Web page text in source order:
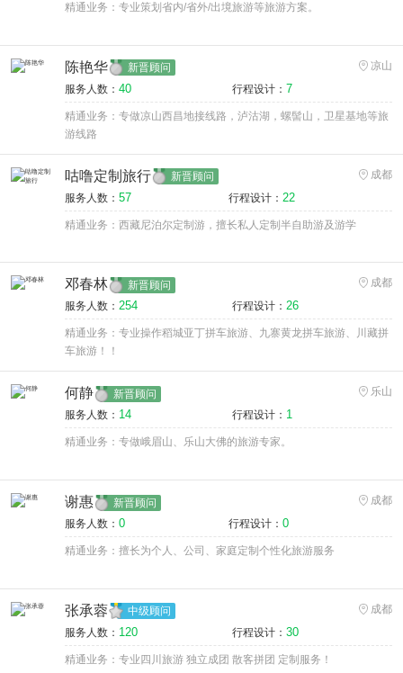
精通业务：专业策划省内/省外/出境旅游等旅游方案。
陈艳华 新晋顾问
凉山
服务人数： 40 行程设计： 7
精通业务：专做凉山西昌地接线路，泸沽湖，螺髻山，卫星基地等旅
游线路
咕噜定制旅行 新晋顾问
成都
服务人数： 57 行程设计： 22
精通业务：西藏尼泊尔定制游，擅长私人定制半自助游及游学
邓春林 新晋顾问
成都
服务人数： 254 行程设计： 26
精通业务：专业操作稻城亚丁拼车旅游、九寨黄龙拼车旅游、川藏拼
车旅游！！
何静 新晋顾问
乐山
服务人数： 14 行程设计： 1
精通业务：专做峨眉山、乐山大佛的旅游专家。
谢惠 新晋顾问
成都
服务人数： 0 行程设计： 0
精通业务：擅长为个人、公司、家庭定制个性化旅游服务
张承蓉 中级顾问
成都
服务人数： 120 行程设计： 30
精通业务：专业四川旅游 独立成团 散客拼团 定制服务！